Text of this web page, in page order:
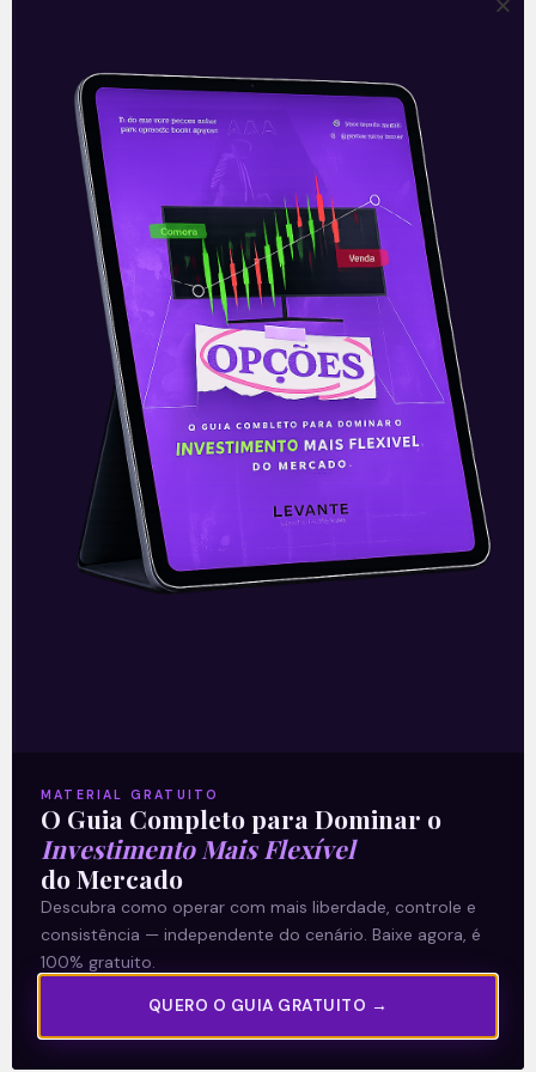
Fundo Multimercado da XP
com AstraZeneca e Moderna
na carteira estreia hoje, 29
A importância de empresas que estejam
na linha de frente da saúde é,
atualmente, inegável. Ao menos, a
pandemia da Covid-19 serviu para
demonstrar-nos isto:
Leia mais
29/07/2021
Sobre nós
Termos e Condições
Política de Privacidade
Explore
E Eu Com Isso?
MATERIAL GRATUITO
O Guia Completo para Dominar o
Investimento Mais Flexível
do Mercado
Descubra como operar com mais liberdade, controle e
consistência — independente do cenário. Baixe agora, é
100% gratuito.
QUERO O GUIA GRATUITO →